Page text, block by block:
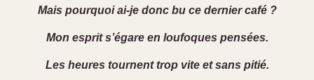
Mais pourquoi ai-je donc bu ce dernier café ?
Mon esprit s’égare en loufoques pensées.
Les heures tournent trop vite et sans pitié.